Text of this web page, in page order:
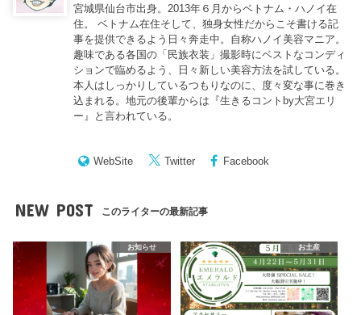
宮城県仙台市出身。2013年６月からベトナム・ハノイ在
住。 ベトナム在住そして、独身女性だからこそ書ける記
事を提供できるよう日々奔走中。自称ハノイ美容マニア。
趣味である各国の「民族衣装」撮影時にベストなコンディ
ションで臨めるよう、日々新しい美容方法を試している。
本人はしっかりしているつもりなのに、度々変な事に巻き
込まれる。地元の後輩からは『生きるコントby大宮エリ
ー 』と言われている。
WebSite Twitter Facebook
NEW POST このライターの最新記事
お知らせ お土産